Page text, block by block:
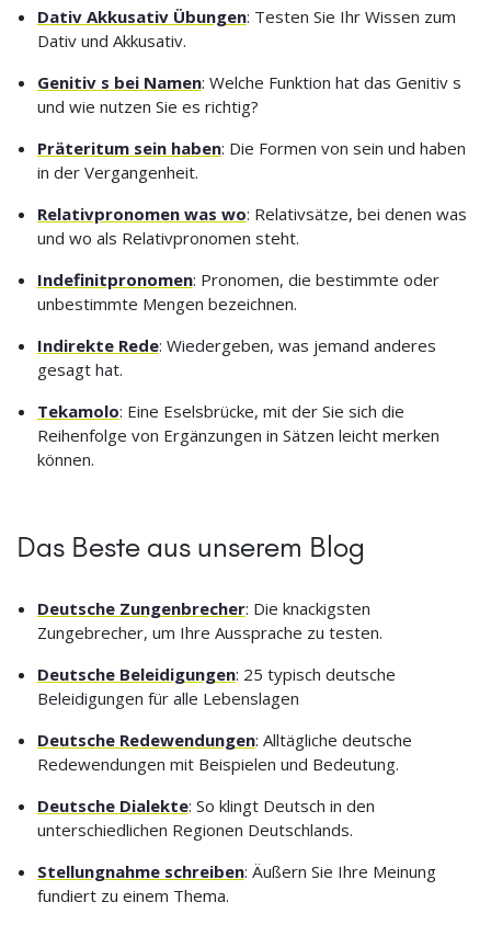
Dativ Akkusativ Übungen: Testen Sie Ihr Wissen zum
Dativ und Akkusativ.
Genitiv s bei Namen: Welche Funktion hat das Genitiv s
und wie nutzen Sie es richtig?
Präteritum sein haben: Die Formen von sein und haben
in der Vergangenheit.
Relativpronomen was wo: Relativsätze, bei denen was
und wo als Relativpronomen steht.
Indefinitpronomen: Pronomen, die bestimmte oder
unbestimmte Mengen bezeichnen.
Indirekte Rede: Wiedergeben, was jemand anderes
gesagt hat.
Tekamolo: Eine Eselsbrücke, mit der Sie sich die
Reihenfolge von Ergänzungen in Sätzen leicht merken
können.
Das Beste aus unserem Blog
Deutsche Zungenbrecher: Die knackigsten
Zungebrecher, um Ihre Aussprache zu testen.
Deutsche Beleidigungen: 25 typisch deutsche
Beleidigungen für alle Lebenslagen
Deutsche Redewendungen: Alltägliche deutsche
Redewendungen mit Beispielen und Bedeutung.
Deutsche Dialekte: So klingt Deutsch in den
unterschiedlichen Regionen Deutschlands.
Stellungnahme schreiben: Äußern Sie Ihre Meinung
fundiert zu einem Thema.